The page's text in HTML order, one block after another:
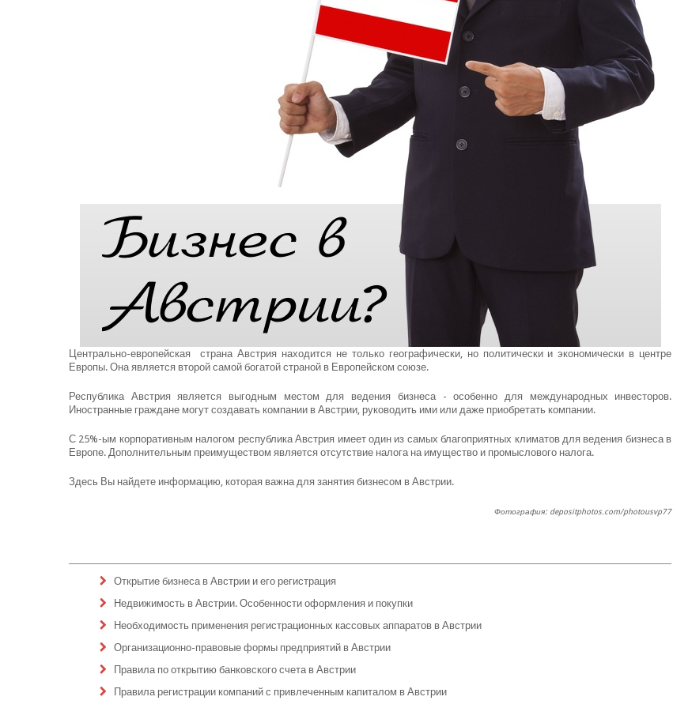
Центрально-европейская страна Австрия находится не только географически, но политически и экономически в центре
Европы. Она является второй самой богатой страной в Европейском союзе.
Республика Австрия является выгодным местом для ведения бизнеса - особенно для международных инвесторов.
Иностранные граждане могут создавать компании в Австрии, руководить ими или даже приобретать компании.
С 25%-ым корпоративным налогом республика Австрия имеет один из самых благоприятных климатов для ведения бизнеса в
Европе. Дополнительным преимуществом является отсутствие налога на имущество и промыслового налога.
Здесь Вы найдете информацию, которая важна для занятия бизнесом в Австрии.
Фотография: depositphotos.com/photousvp77
Открытие бизнеса в Австрии и его регистрация
Недвижимость в Австрии. Особенности оформления и покупки
Необходимость применения регистрационных кассовых аппаратов в Австрии
Организационно-правовые формы предприятий в Австрии
Правила по открытию банковского счета в Австрии
Правила регистрации компаний с привлеченным капиталом в Австрии